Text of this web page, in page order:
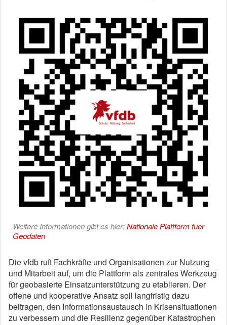
Weitere Informationen gibt es hier:Nationale Plattform fuer
Geodaten
Die vfdb ruft Fachkräfte und Organisationen zur Nutzung
und Mitarbeit auf, um die Plattform als zentrales Werkzeug
für geobasierte Einsatzunterstützung zu etablieren. Der
offene und kooperative Ansatz soll langfristig dazu
beitragen, den Informationsaustausch in Krisensituationen
zu verbessern und die Resilienz gegenüber Katastrophen